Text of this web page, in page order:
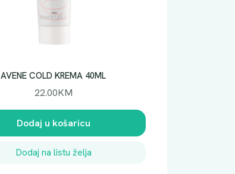
AVENE COLD KREMA 40ML
22.00KM
Dodaj u košaricu
Dodaj na listu želja